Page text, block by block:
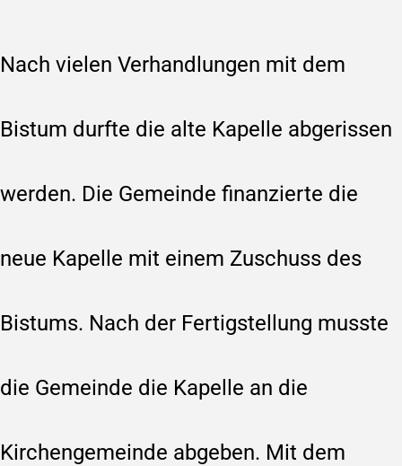
Nach vielen Verhandlungen mit dem
Bistum durfte die alte Kapelle abgerissen
werden. Die Gemeinde finanzierte die
neue Kapelle mit einem Zuschuss des
Bistums. Nach der Fertigstellung musste
die Gemeinde die Kapelle an die
Kirchengemeinde abgeben. Mit dem